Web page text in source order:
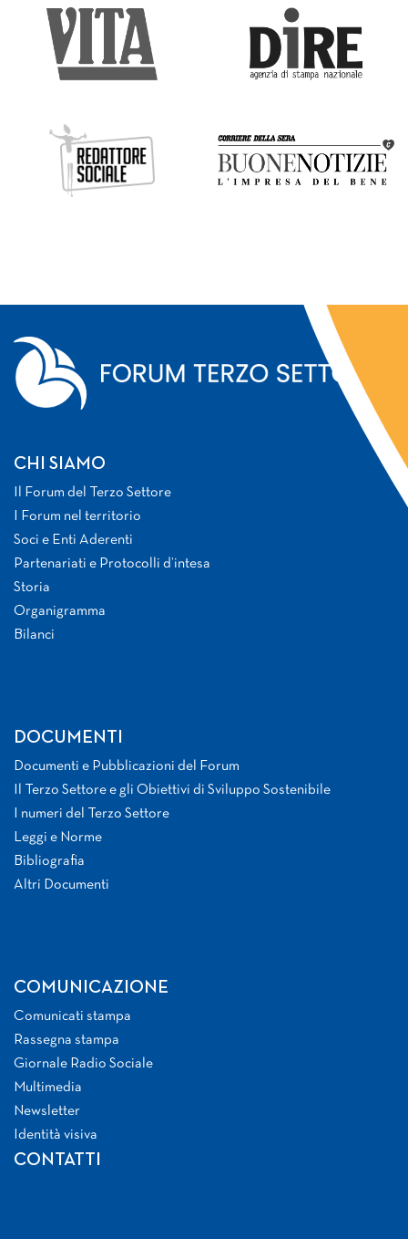
CHI SIAMO
Il Forum del Terzo Settore
I Forum nel territorio
Soci e Enti Aderenti
Partenariati e Protocolli d’intesa
Storia
Organigramma
Bilanci
DOCUMENTI
Documenti e Pubblicazioni del Forum
Il Terzo Settore e gli Obiettivi di Sviluppo Sostenibile
I numeri del Terzo Settore
Leggi e Norme
Bibliografia
Altri Documenti
COMUNICAZIONE
Comunicati stampa
Rassegna stampa
Giornale Radio Sociale
Multimedia
Newsletter
Identità visiva
CONTATTI